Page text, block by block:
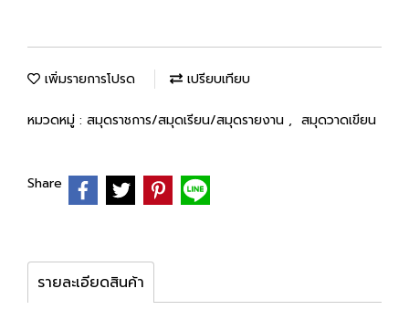
เพิ่มรายการโปรด เปรียบเทียบ
หมวดหมู่ : สมุดราชการ/สมุดเรียน/สมุดรายงาน , สมุดวาดเขียน
Share
รายละเอียดสินค้า